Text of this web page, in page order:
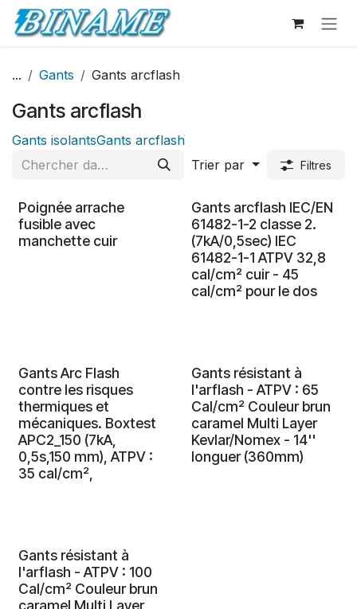
Se rendre au contenu
... Gants Gants arcflash
Gants arcflash
Gants isolantsGants arcflash
Trier par
Filtres
Poignée arrache
fusible avec
manchette cuir
Gants arcflash IEC/EN
61482-1-2 classe 2.
(7kA/0,5sec) IEC
61482-1-1 ATPV 32,8
cal/cm² cuir - 45
cal/cm² pour le dos
Gants Arc Flash
contre les risques
thermiques et
mécaniques. Boxtest
APC2_150 (7kA,
0,5s,150 mm), ATPV :
35 cal/cm²,
Gants résistant à
l'arflash - ATPV : 65
Cal/cm² Couleur brun
caramel Multi Layer
Kevlar/Nomex - 14''
longuer (360mm)
Gants résistant à
l'arflash - ATPV : 100
Cal/cm² Couleur brun
caramel Multi Layer